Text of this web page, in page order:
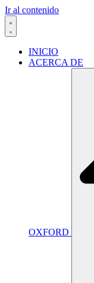
Ir al contenido
INICIO
ACERCA DE
OXFORD